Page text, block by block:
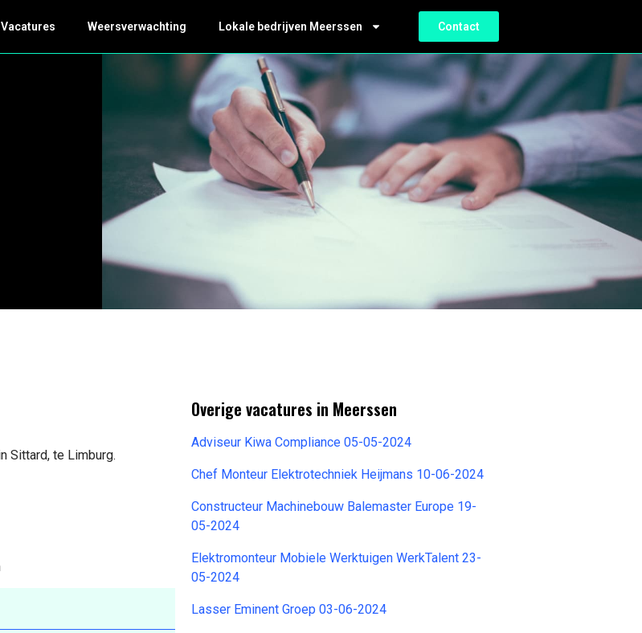
Vacatures Weersverwachting Lokale bedrijven Meerssen Contact
Sittard, te Limburg.
Overige vacatures in Meerssen
Adviseur Kiwa Compliance 05-05-2024
Chef Monteur Elektrotechniek Heijmans 10-06-2024
Constructeur Machinebouw Balemaster Europe 19-
05-2024
Elektromonteur Mobiele Werktuigen WerkTalent 23-
05-2024
Lasser Eminent Groep 03-06-2024